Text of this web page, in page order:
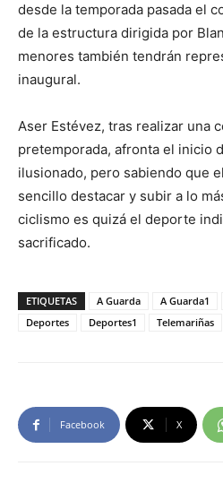
desde la temporada pasada el
de la estructura dirigida por
menores también tendrán
inaugural.
Aser Estévez, tras realizar una
pretemporada, afronta el inicio
ilusionado, pero sabiendo que
sencillo destacar y subir a lo
ciclismo es quizá el deporte
sacrificado.
ETIQUETAS A Guarda A Guarda1
Deportes
Deportes1 Telemariñas
Facebook X